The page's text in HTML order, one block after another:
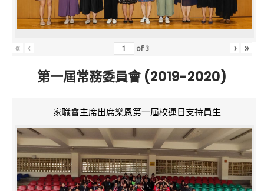
« ‹ of3 › »
第一屆常務委員會 (2019-2020)
家職會主席出席樂恩第一屆校運日支持員生